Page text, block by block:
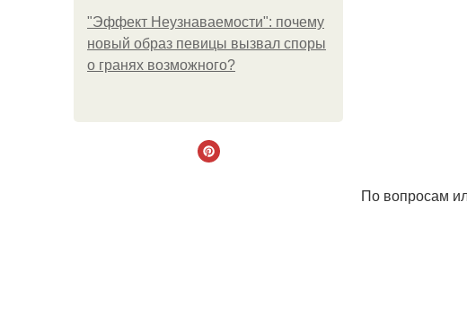
"Эффект Неузнаваемости": почему
новый образ певицы вызвал споры
о гранях возможного?
По вопросам